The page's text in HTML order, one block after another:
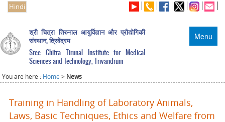
Hindi
Menu
श्री चित्रा तिरुनाल आयुर्विज्ञान और प्रौद्योगिकी
संस्थान, त्रिवेंद्रम
Sree Chitra Tirunal Institute for Medical
Sciences and Technology, Trivandrum
You are here : Home > News
Training in Handling of Laboratory Animals,
Laws, Basic Techniques, Ethics and Welfare from